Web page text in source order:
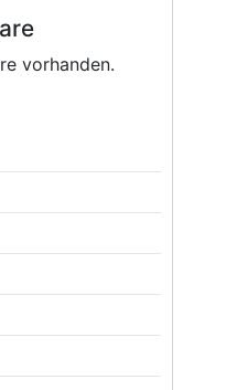
vorhanden.